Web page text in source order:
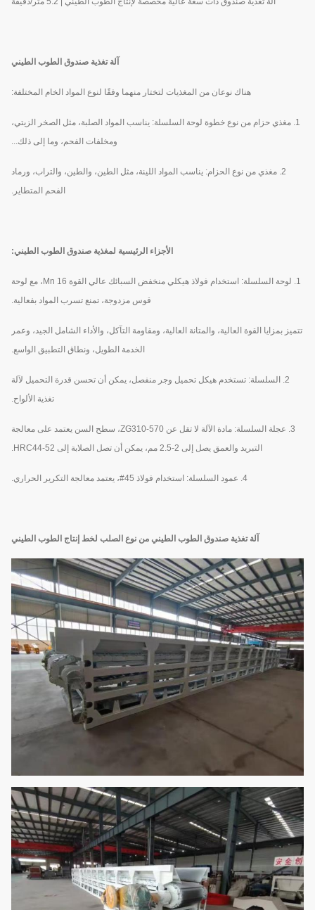
آلة تغذية صندوق الطوب الطيني
هناك نوعان من المغذيات لتختار منهما وفقًا لنوع المواد الخام المختلفة:
1. مغذي حزام من نوع خطوة لوحة السلسلة: يناسب المواد الصلبة، مثل الصخر الزيتي،
ومخلفات الفحم، وما إلى ذلك...
2. مغذي من نوع الحزام: يناسب المواد اللينة، مثل الطين، والطين، والتراب، ورماد
الفحم المتطاير.
الأجزاء الرئيسية لمغذية صندوق الطوب الطيني:
1. لوحة السلسلة: استخدام فولاذ هيكلي منخفض السبائك عالي القوة 16 Mn، مع لوحة
قوس مزدوجة، تمنع تسرب المواد بفعالية.
تتميز بمزايا القوة العالية، والمتانة العالية، ومقاومة التآكل، والأداء الشامل الجيد، وعمر
الخدمة الطويل، ونطاق التطبيق الواسع.
2. السلسلة: تستخدم هيكل تحميل وجر منفصل، يمكن أن تحسن قدرة التحميل لآلة
تغذية الألواح.
3. عجلة السلسلة: مادة الآلة لا تقل عن ZG310-570، سطح السن يعتمد على معالجة
التبريد والعمق يصل إلى 2-2.5 مم، يمكن أن تصل الصلابة إلى HRC44-52.
4. عمود السلسلة: استخدام فولاذ 45#، يعتمد معالجة التكرير الحراري.
آلة تغذية صندوق الطوب الطيني من نوع الصلب لخط إنتاج الطوب الطيني